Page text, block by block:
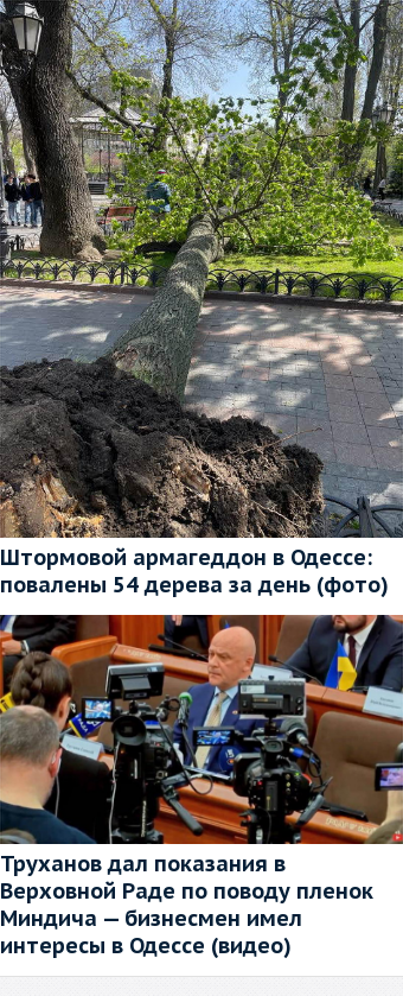
Штормовой армагеддон в Одессе:
повалены 54 дерева за день (фото)
Труханов дал показания в
Верховной Раде по поводу пленок
Миндича — бизнесмен имел
интересы в Одессе (видео)